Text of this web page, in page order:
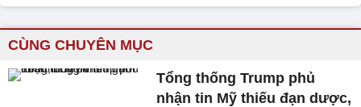
CÙNG CHUYÊN MỤC
Tổng thống Trump phủ
nhận tin Mỹ thiếu đạn dược,